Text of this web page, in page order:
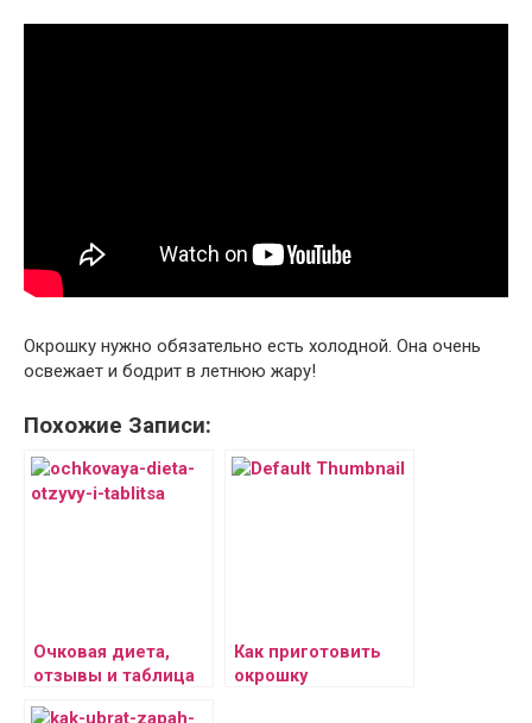
Окрошку нужно обязательно есть холодной. Она очень
освежает и бодрит в летнюю жару!
Похожие Записи:
Очковая диета,
отзывы и таблица
Как приготовить
окрошку